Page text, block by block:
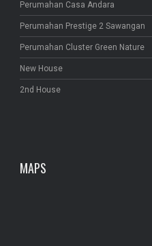
Perumahan Casa Andara
Perumahan Prestige 2 Sawangan
Perumahan Cluster Green Nature
New House
2nd House
MAPS